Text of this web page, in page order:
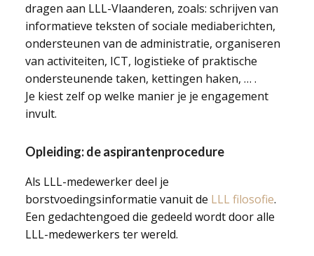
dragen aan LLL-Vlaanderen, zoals: schrijven van
informatieve teksten of sociale mediaberichten,
ondersteunen van de administratie, organiseren
van activiteiten, ICT, logistieke of praktische
ondersteunende taken, kettingen haken, … .
Je kiest zelf op welke manier je je engagement
invult.
Opleiding: de aspirantenprocedure
Als LLL-medewerker deel je
borstvoedingsinformatie vanuit de LLL filosofie.
Een gedachtengoed die gedeeld wordt door alle
LLL-medewerkers ter wereld.